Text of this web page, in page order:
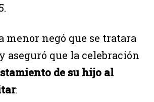
menor negó que se tratara
aseguró que la celebración
de su hijo al
: